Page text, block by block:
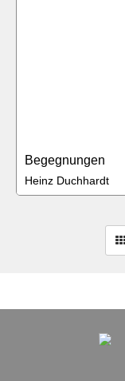
Begegnungen
Heinz Duchhardt